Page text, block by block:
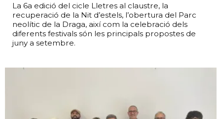
La 6a edició del cicle Lletres al claustre, la
recuperació de la Nit d’estels, l’obertura del Parc
neolític de la Draga, així com la celebració dels
diferents festivals són les principals propostes de
juny a setembre.